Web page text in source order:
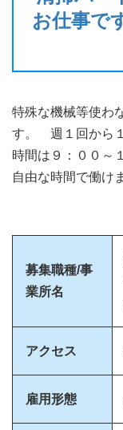
お仕事で
特殊な機械等使わ
す。 週１回から
時間は９：００～
自由な時間で働け
募集職種/事
業所名
アクセス
雇用形態